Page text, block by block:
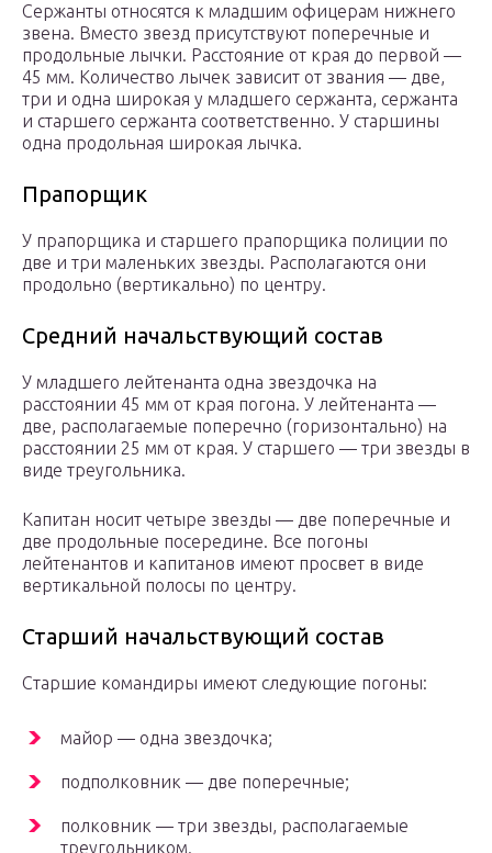
Сержанты относятся к младшим офицерам нижнего
звена. Вместо звезд присутствуют поперечные и
продольные лычки. Расстояние от края до первой —
45 мм. Количество лычек зависит от звания — две,
три и одна широкая у младшего сержанта, сержанта
и старшего сержанта соответственно. У старшины
одна продольная широкая лычка.
Прапорщик
У прапорщика и старшего прапорщика полиции по
две и три маленьких звезды. Располагаются они
продольно (вертикально) по центру.
Средний начальствующий состав
У младшего лейтенанта одна звездочка на
расстоянии 45 мм от края погона. У лейтенанта —
две, располагаемые поперечно (горизонтально) на
расстоянии 25 мм от края. У старшего — три звезды в
виде треугольника.
Капитан носит четыре звезды — две поперечные и
две продольные посередине. Все погоны
лейтенантов и капитанов имеют просвет в виде
вертикальной полосы по центру.
Старший начальствующий состав
Старшие командиры имеют следующие погоны:
майор — одна звездочка;
подполковник — две поперечные;
полковник — три звезды, располагаемые
треугольником.